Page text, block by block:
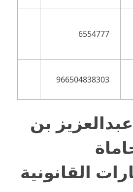
6554777
966504838303
بن
القانونية